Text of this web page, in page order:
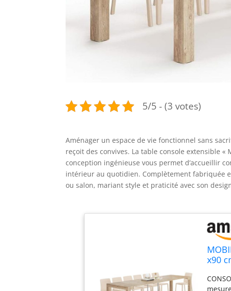
5/5 - (3 votes)
Aménager un espace de vie fonctionnel sans
reçoit des convives. La table console extensible «
conception ingénieuse vous permet d’accueillir
intérieur au quotidien. Complètement fabriquée
ou salon, mariant style et praticité avec son
x90